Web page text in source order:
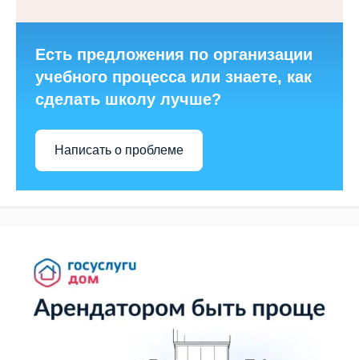
Есть предложения по организации
учебного процесса или знаете, как
сделать школу лучше?
Написать о проблеме